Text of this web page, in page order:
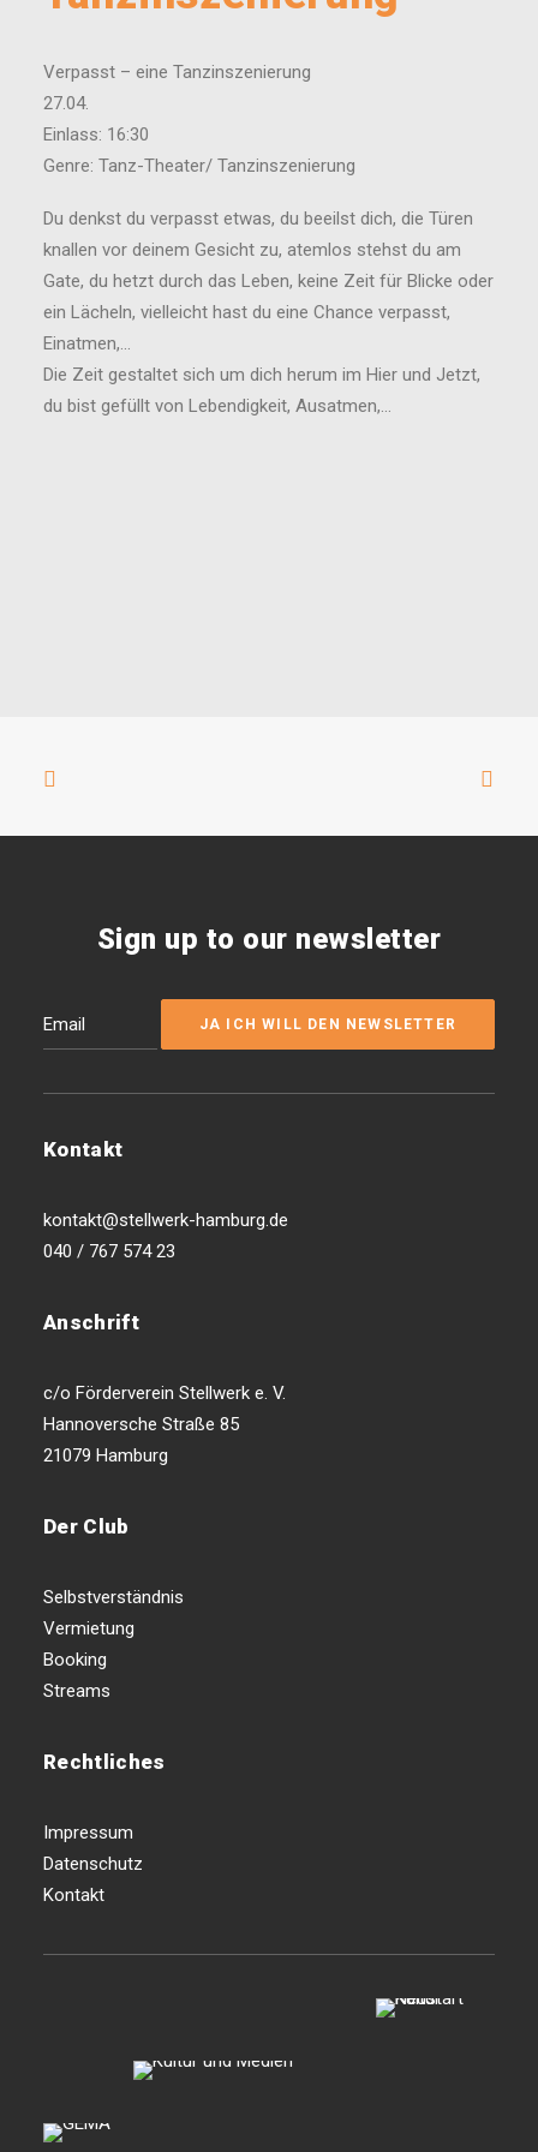
Verpasst – eine Tanzinszenierung
27.04.
Einlass: 16:30
Genre: Tanz-Theater/ Tanzinszenierung
Du denkst du verpasst etwas, du beeilst dich, die Türen
knallen vor deinem Gesicht zu, atemlos stehst du am
Gate, du hetzt durch das Leben, keine Zeit für Blicke oder
ein Lächeln, vielleicht hast du eine Chance verpasst,
Einatmen,…
Die Zeit gestaltet sich um dich herum im Hier und Jetzt,
du bist gefüllt von Lebendigkeit, Ausatmen,…
Sign up to our newsletter
Kontakt
kontakt@stellwerk-hamburg.de
040 / 767 574 23
Anschrift
c/o Förderverein Stellwerk e. V.
Hannoversche Straße 85
21079 Hamburg
Der Club
Selbstverständnis
Vermietung
Booking
Streams
Rechtliches
Impressum
Datenschutz
Kontakt